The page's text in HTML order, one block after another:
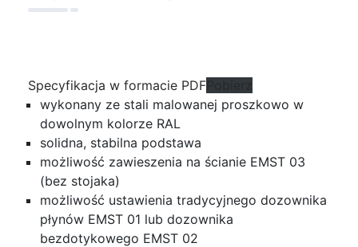
Specyfikacja w formacie PDF
wykonany ze stali malowanej proszkowo w
dowolnym kolorze RAL
solidna, stabilna podstawa
możliwość zawieszenia na ścianie EMST 03
(bez stojaka)
możliwość ustawienia tradycyjnego dozownika
płynów EMST 01 lub dozownika
bezdotykowego EMST 02